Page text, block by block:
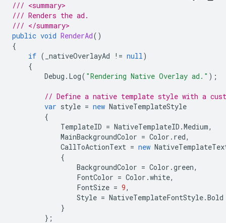
/// <summary>
/// Renders the ad.
/// </summary>
public void RenderAd()
{
if ( _nativeOverlayAd != null)
{
Debug . Log( "Rendering Native Overlay ad." );
// Define a native template style with a
var style = new NativeTemplateStyle
{
TemplateID = NativeTemplateID .Medium,
MainBackgroundColor = Color . red,
CallToActionText = new
{
BackgroundColor = Color .green,
FontColor = Color .white,
FontSize = 9,
Style = NativeTemplateFontStyle.Bold
}
};